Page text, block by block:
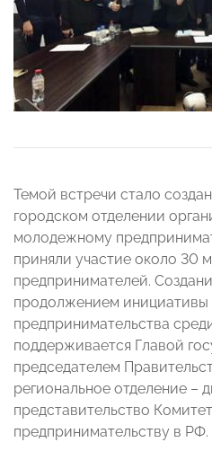
Темой встречи стало
городском отделении
молодежному
приняли участие около 30
предпринимателей.
продолжением инициативы
предпринимательства
поддерживается Главой
председателем
региональное отделение –
представительство
предпринимательству в РФ.